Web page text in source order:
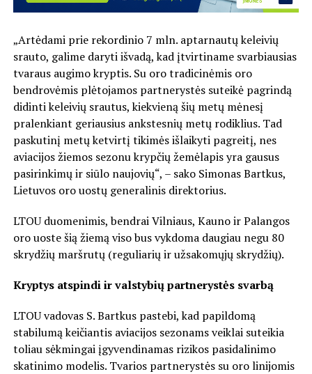
„Artėdami prie rekordinio 7 mln. aptarnautų keleivių
srauto, galime daryti išvadą, kad įtvirtiname svarbiausias
tvaraus augimo kryptis. Su oro tradicinėmis oro
bendrovėmis plėtojamos partnerystės suteikė pagrindą
didinti keleivių srautus, kiekvieną šių metų mėnesį
pralenkiant geriausius ankstesnių metų rodiklius. Tad
paskutinį metų ketvirtį tikimės išlaikyti pagreitį, nes
aviacijos žiemos sezonu krypčių žemėlapis yra gausus
pasirinkimų ir siūlo naujovių“, – sako Simonas Bartkus,
Lietuvos oro uostų generalinis direktorius.
LTOU duomenimis, bendrai Vilniaus, Kauno ir Palangos
oro uoste šią žiemą viso bus vykdoma daugiau negu 80
skrydžių maršrutų (reguliarių ir užsakomųjų skrydžių).
Kryptys atspindi ir valstybių partnerystės svarbą
LTOU vadovas S. Bartkus pastebi, kad papildomą
stabilumą keičiantis aviacijos sezonams veiklai suteikia
toliau sėkmingai įgyvendinamas rizikos pasidalinimo
skatinimo modelis. Tvarios partnerystės su oro linijomis